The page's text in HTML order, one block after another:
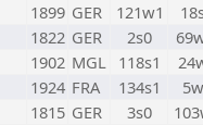
1899 GER 121w1
1822 GER 2s0
1902 MGL 118s1
1924 FRA 134s1
1815 GER 3s0